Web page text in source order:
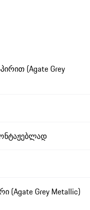
(Agate Grey
(Agate Grey Metallic)